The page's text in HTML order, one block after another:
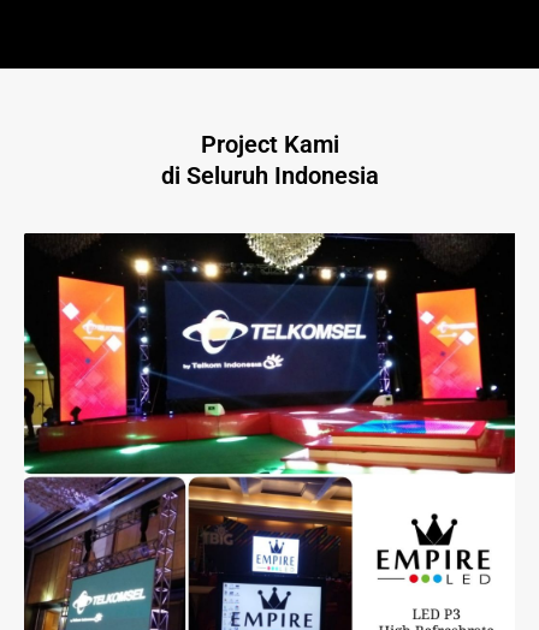
Project Kami
di Seluruh Indonesia